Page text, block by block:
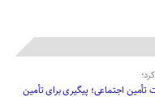
تأمین اجتماعی؛ پیگیری برای تأمین